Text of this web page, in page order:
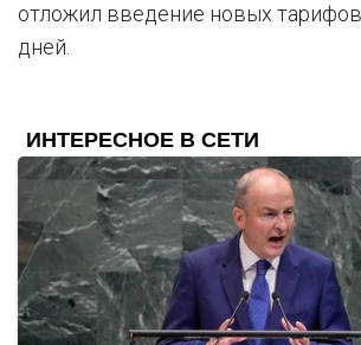
отложил введение новых
дней.